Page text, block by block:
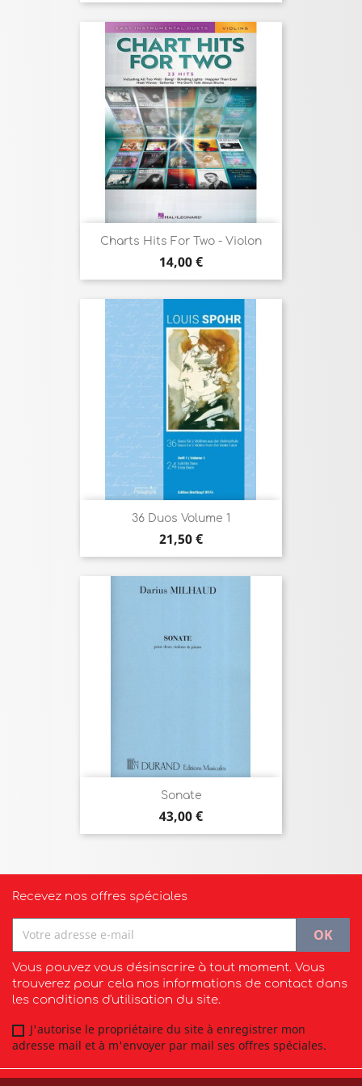
Charts Hits For Two - Violon
Prix
14,00 €
36 Duos Volume 1
Prix
21,50 €
Sonate
Prix
43,00 €
Recevez nos offres spéciales
Vous pouvez vous désinscrire à tout moment. Vous
trouverez pour cela nos informations de contact dans
les conditions d'utilisation du site.
J'autorise le propriétaire du site à enregistrer mon
adresse mail et à m'envoyer par mail ses offres spéciales.